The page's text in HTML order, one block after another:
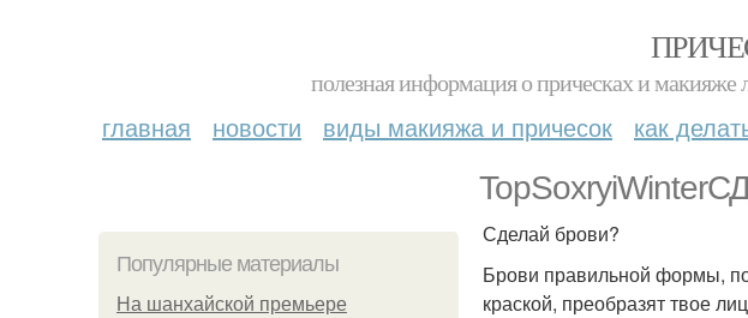
полезная информация о прическах и макияже
главная новости виды макияжа и причесок как
Популярные материалы
На шанхайской премьере
Сделай брови?
Брови правильной формы,
краской, преобразят твое